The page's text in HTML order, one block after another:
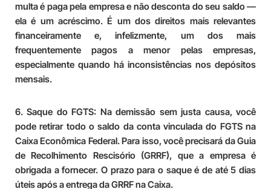
multa é paga pela empresa e não desconta do seu saldo —
ela é um acréscimo. É um dos direitos mais relevantes
financeiramente e, infelizmente, um dos mais
frequentemente pagos a menor pelas empresas,
especialmente quando há inconsistências nos depósitos
mensais.
6. Saque do FGTS: Na demissão sem justa causa, você
pode retirar todo o saldo da conta vinculada do FGTS na
Caixa Econômica Federal. Para isso, você precisará da Guia
de Recolhimento Rescisório (GRRF), que a empresa é
obrigada a fornecer. O prazo para o saque é de até 5 dias
úteis após a entrega da GRRF na Caixa.